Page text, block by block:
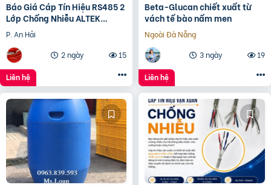
Báo Giá Cáp Tín Hiệu RS485 2
Lớp Chống Nhiễu ALTEK
KABEL | Đồng Nguyên Chất
100%, Chống Nhiễu Tối
P. An Hải
2 ngày
15
Liên hệ
Beta-Glucan chiết xuất từ
vách tế bào nấm men
Ngoài Đà Nẵng
3 ngày
19
Liên hệ